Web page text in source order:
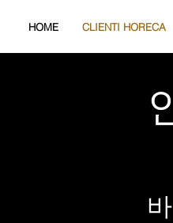
HOME CLIENTI HORECA